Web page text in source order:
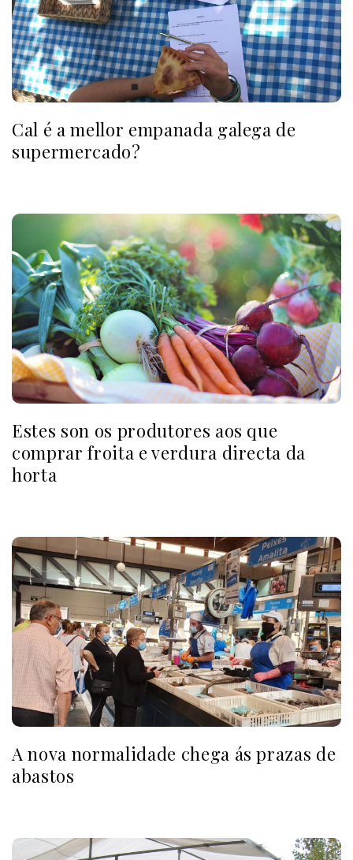
Cal é a mellor empanada galega de
supermercado?
Estes son os produtores aos que
comprar froita e verdura directa da
horta
A nova normalidade chega ás prazas de
abastos